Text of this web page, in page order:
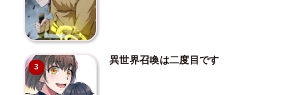
3
異世界召喚は二度目です